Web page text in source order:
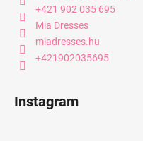
+421 902 035 695
Mia Dresses
miadresses.hu
+421902035695
Instagram